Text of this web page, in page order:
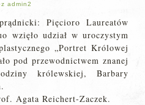
admin2
Pięcioro Laureatów
wzięło udział w uroczystym
„Portret Królowej
pod przewodnictwem znanej
królewskiej, Barbary
Agata Reichert-Zaczek.